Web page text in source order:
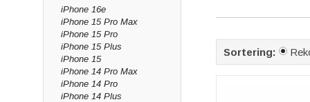
iPhone 16e
iPhone 15 Pro Max
iPhone 15 Pro
iPhone 15 Plus
iPhone 15
iPhone 14 Pro Max
iPhone 14 Pro
iPhone 14 Plus
Baksida, glas &
Har baksidan
Sortering: